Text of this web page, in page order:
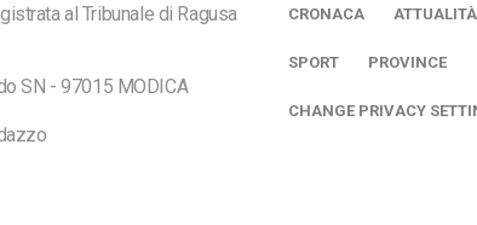
al Tribunale di Ragusa
SN - 97015 MODICA
CRONACA ATTUALITÀ
SPORT PROVINCE
CHANGE PRIVACY